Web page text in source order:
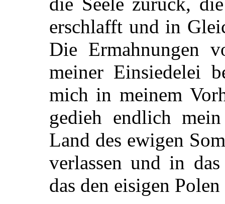
erschlafft und in
Die Ermahnungen
meiner Einsiedelei
mich in meinem
gedieh endlich
Land des ewigen
verlassen und in
das den eisigen